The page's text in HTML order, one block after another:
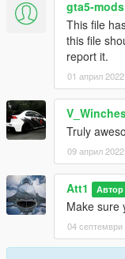
gta5-mods
This file
this file
report it.
01 април 2022
Truly
09 април 2022
Att1 Автор
Make sure
04 септември